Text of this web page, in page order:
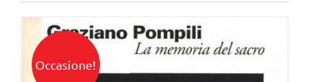
€35,00.€10,00.
Occasione!